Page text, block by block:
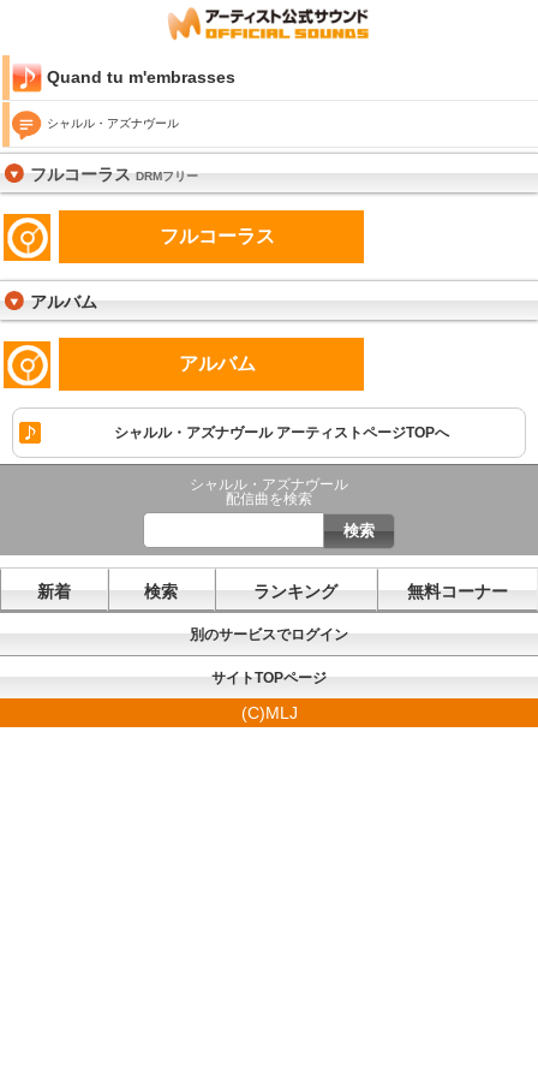
Quand tu m'embrasses
シャルル・アズナヴール
フルコーラスDRMフリー
フルコーラス
アルバム
アルバム
シャルル・アズナヴール アーティストページTOPへ
シャルル・アズナヴール
配信曲を検索
新着 検索 ランキング 無料コーナー
別のサービスでログイン
サイトTOPページ
(C)MLJ